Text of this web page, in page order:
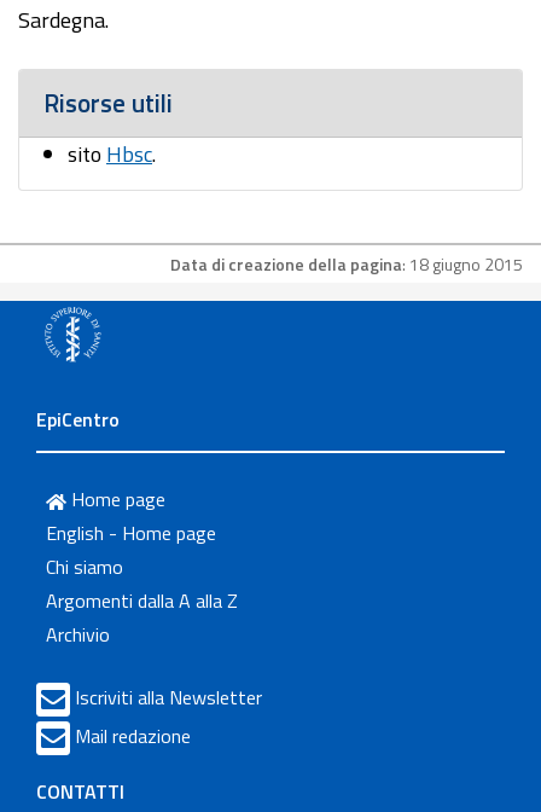
Sardegna.
Risorse utili
sito Hbsc.
Data di creazione della pagina: 18 giugno 2015
EpiCentro
Home page
English - Home page
Chi siamo
Argomenti dalla A alla Z
Archivio
Iscriviti alla Newsletter
Mail redazione
CONTATTI